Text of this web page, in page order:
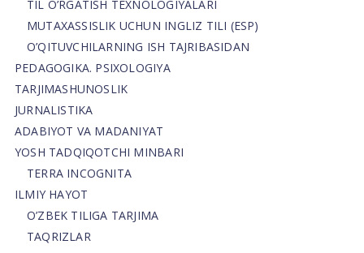
TIL O’RGATISH TEXNOLOGIYALARI
MUTAXASSISLIK UCHUN INGLIZ TILI (ESP)
O’QITUVCHILARNING ISH TAJRIBASIDAN
PEDAGOGIKA. PSIXOLOGIYA
TARJIMASHUNOSLIK
JURNALISTIKA
ADABIYOT VA MADANIYAT
YOSH TADQIQOTCHI MINBARI
TERRA INCOGNITA
ILMIY HAYOT
O’ZBEK TILIGA TARJIMA
TAQRIZLAR